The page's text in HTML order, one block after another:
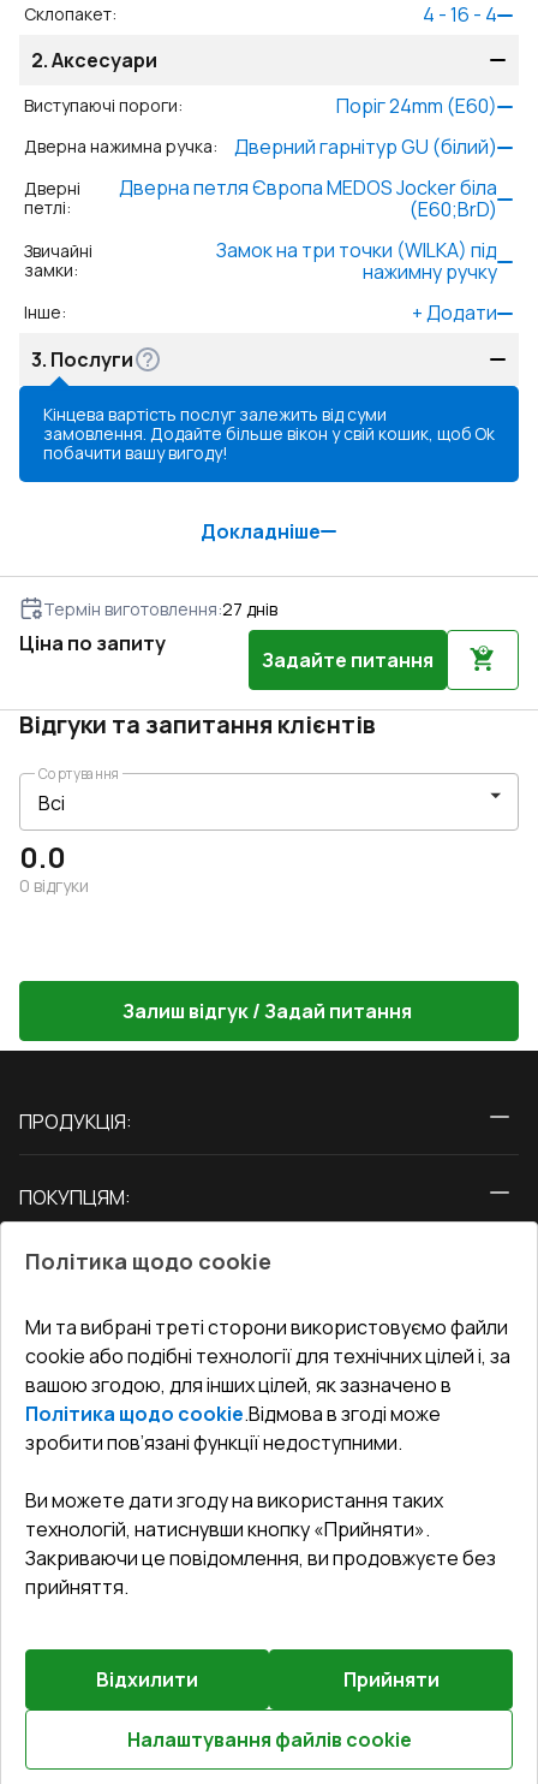
Склопакет:
4 - 16 - 4
2.Аксесуари
Виступаючі пороги: Поріг 24mm (E60)
Дверна нажимна ручка: Дверний гарнітур GU (білий)
Дверні
петлі:
Дверна петля Європа MEDOS Jocker біла
(E60;BrD)
Звичайні
замки:
Замок на три точки (WILKA) під
нажимну ручку
Інше: +Додати
3. Послуги
Кінцева вартість послуг залежить від суми
замовлення. Додайте більше вікон у свій кошик, щоб
побачити вашу вигоду!
Ok
Докладніше
Термін виготовлення:27 днів
Ціна по запиту
Задайте питання
Відгуки та запитання клієнтів
0.0
0 відгуки
Сортування
Залиш відгук / Задай питання
ПРОДУКЦІЯ:
Двері
ПОКУПЦЯМ:
Блог
Адреса гіпермаркета
Як правильно заміряти вікна
СЕРВІС ТА ОБЛУГОВУВАННЯ:
Доставка і Оплата
Гарантія та Сервіс
Повернення товару
Договір публічної оферти
КОНТАКТИ
Офіс:Україна, м. Вінниця, вул. Келецька 60 кв. 61
undefined(undefined)
©2026 Всі права захищені.
Сайт створено на платформіVitrager.com.
Повідомити про проблему?
Політика щодо cookie
Ми та вибрані треті сторони використовуємо файли
cookie або подібні технології для технічних цілей і, за
вашою згодою, для інших цілей, як зазначено в
Політика щодо cookie.Відмова в згоді може
зробити пов’язані функції недоступними.
Ви можете дати згоду на використання таких
технологій, натиснувши кнопку «Прийняти».
Закриваючи це повідомлення, ви продовжуєте без
прийняття.
Відхилити Прийняти
Налаштування файлів cookie